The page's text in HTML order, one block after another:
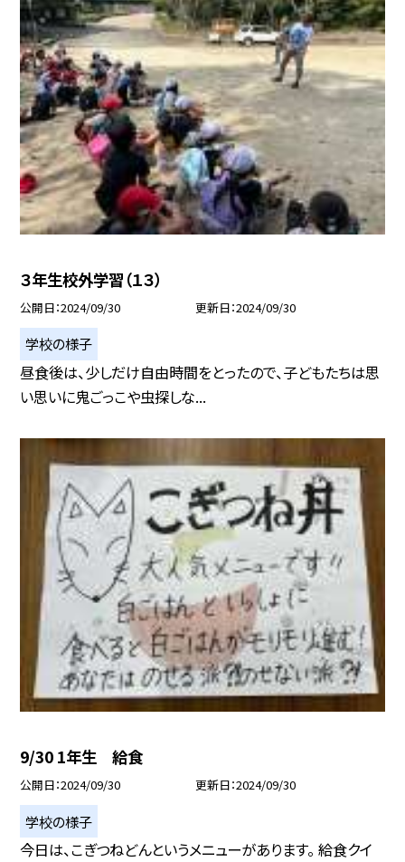
３年生校外学習（１３）
公開日 2024/09/30 更新日 2024/09/30
学校の様子
昼食後は、少しだけ自由時間をとったので、子どもたちは思
い思いに鬼ごっこや虫探しな...
9/30 1年生 給食
公開日 2024/09/30 更新日 2024/09/30
学校の様子
今日は、こぎつねどんというメニューがあります。 給食クイ